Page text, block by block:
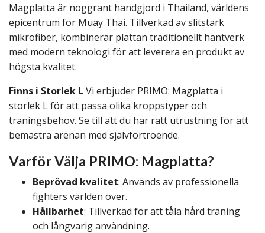
Magplatta är noggrant handgjord i Thailand, världens
epicentrum för Muay Thai. Tillverkad av slitstark
mikrofiber, kombinerar plattan traditionellt hantverk
med modern teknologi för att leverera en produkt av
högsta kvalitet.
Finns i Storlek L Vi erbjuder PRIMO: Magplatta i
storlek L för att passa olika kroppstyper och
träningsbehov. Se till att du har rätt utrustning för att
bemästra arenan med självförtroende.
Varför Välja PRIMO: Magplatta?
Beprövad kvalitet: Används av professionella
fighters världen över.
Hållbarhet: Tillverkad för att tåla hård träning
och långvarig användning.